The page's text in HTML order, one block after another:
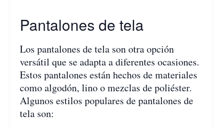
Pantalones de tela
Los pantalones de tela son otra opción
versátil que se adapta a diferentes ocasiones.
Estos pantalones están hechos de materiales
como algodón, lino o mezclas de poliéster.
Algunos estilos populares de pantalones de
tela son: